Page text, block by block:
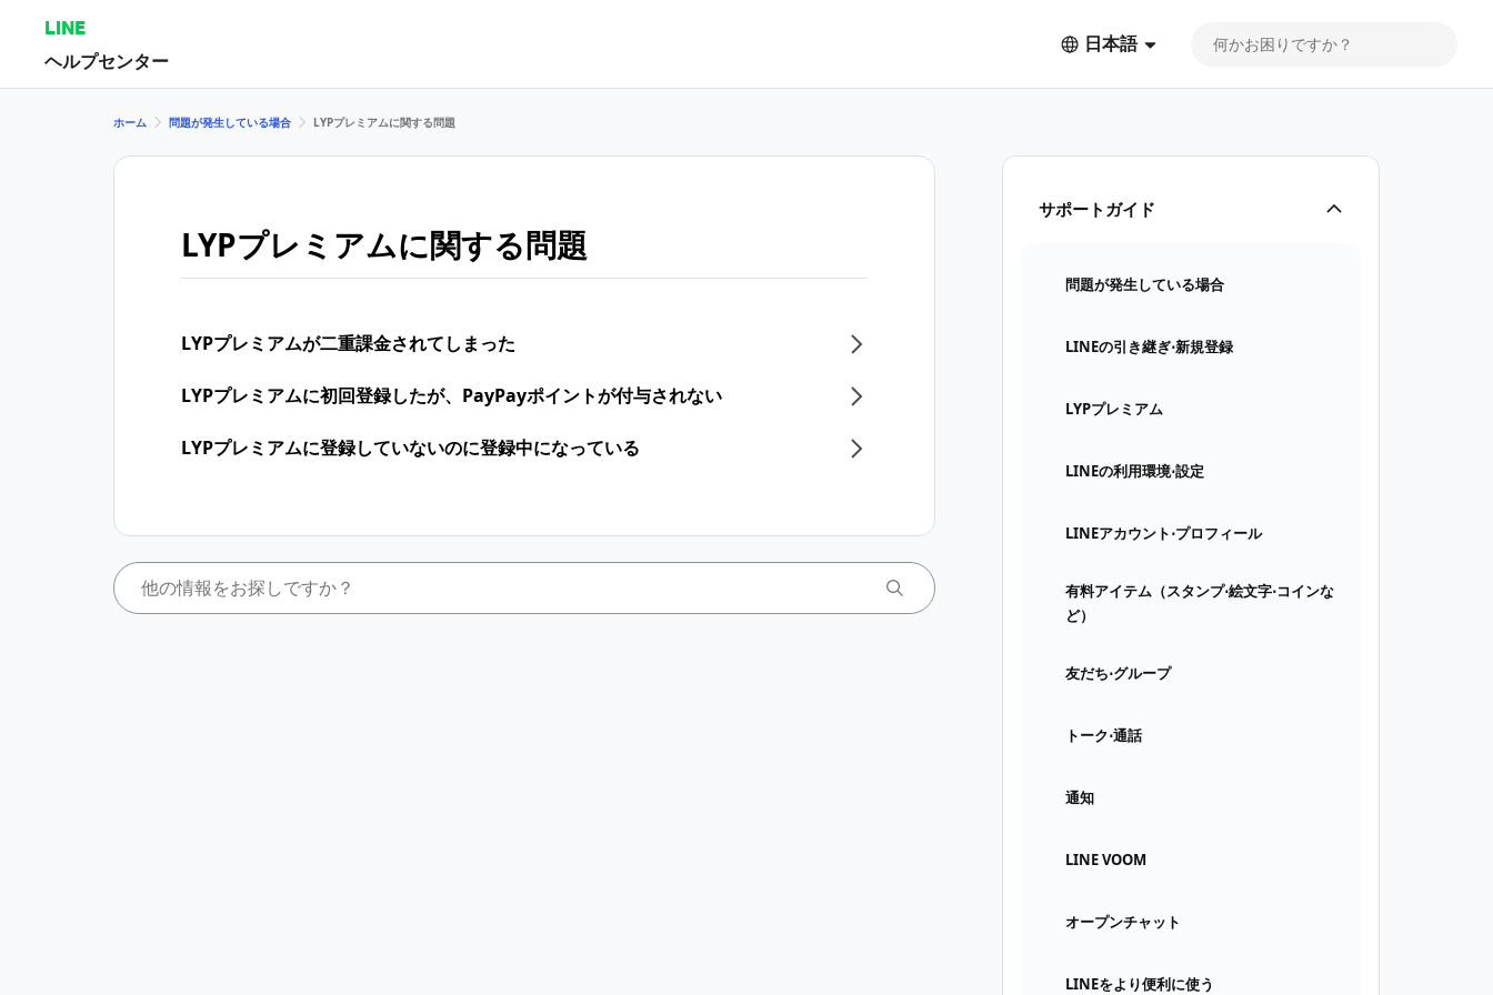
LINE
ヘルプセンター
日本語
サポートガイド
問題が発生している場合
LINEの引き継ぎ⋅新規登録
LYPプレミアム
LINEの利用環境⋅設定
LINEアカウント⋅プロフィール
有料アイテム（スタンプ⋅絵文字⋅コインな
ど）
友だち⋅グループ
トーク⋅通話
通知
LINE VOOM
オープンチャット
LINEをより便利に使う
ホーム 問題が発生している場合 LYPプレミアムに関する問題
LYPプレミアムに関する問題
LYPプレミアムが二重課金されてしまった
LYPプレミアムに初回登録したが、PayPayポイントが付与されない
LYPプレミアムに登録していないのに登録中になっている